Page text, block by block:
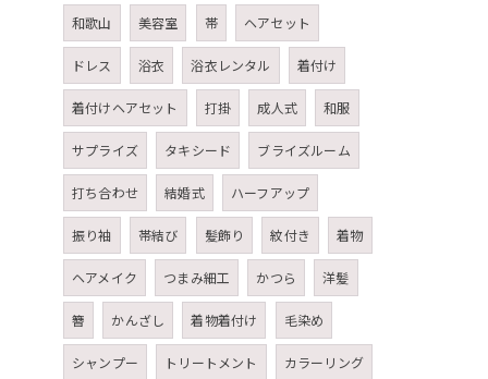
和歌山 美容室 帯 ヘアセット
ドレス 浴衣 浴衣レンタル 着付け
着付けヘアセット 打掛 成人式 和服
サプライズ タキシード ブライズルーム
打ち合わせ 結婚式 ハーフアップ
振り袖 帯結び 髪飾り 紋付き 着物
ヘアメイク つまみ細工 かつら 洋髪
簪 かんざし 着物着付け 毛染め
シャンプー トリートメント カラーリング